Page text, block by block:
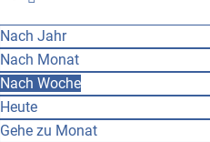
Nach Jahr
Nach Monat
Nach Woche
Heute
Gehe zu Monat